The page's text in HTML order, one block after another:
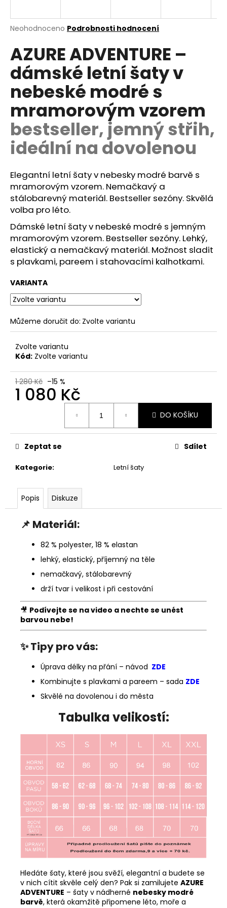
Průměrné
produktu
je
0,0
z
5
hvězdiček.
Neohodnoceno Podrobnosti hodnocení
AZURE ADVENTURE –
dámské letní šaty v
nebeské modré s
mramorovým vzorem
bestseller, jemný střih,
ideální na dovolenou
Elegantní letní šaty v nebesky modré barvě s
mramorovým vzorem. Nemačkavý a
stálobarevný materiál. Bestseller sezóny. Skvělá
volba pro léto.
Dámské letní šaty v nebeské modré s jemným
mramorovým vzorem. Bestseller sezóny. Lehký,
elastický a nemačkavý materiál. Možnost sladit
s plavkami, pareem i stahovacími kalhotkami.
VARIANTA
Můžeme doručit do: Zvolte variantu
Zvolte variantu
Kód: Zvolte variantu
1 280 Kč –15 %
1 080 Kč
DO KOŠÍKU
Kategorie: Letní šaty
Zeptat se Sdílet
Popis Diskuze
📌 Materiál:
82 % polyester, 18 % elastan
lehký, elastický, příjemný na těle
nemačkavý, stálobarevný
drží tvar i velikost i při cestování
🎥 Podívejte se na video a nechte se unést
barvou nebe!
✨Tipy pro vás:
Úprava délky na přání – návod ZDE
Kombinujte s plavkami a pareem – sada ZDE
Skvělé na dovolenou i do města
Tabulka velikostí:
Hledáte šaty, které jsou svěží, elegantní a budete se
v nich cítit skvěle celý den? Pak si zamilujete AZURE
ADVENTURE – šaty v nádherné nebesky modré
barvě, která okamžitě připomene léto, moře a
j
t
?
HLEDAT
o
p
o
r
u
č
u
j
e
e